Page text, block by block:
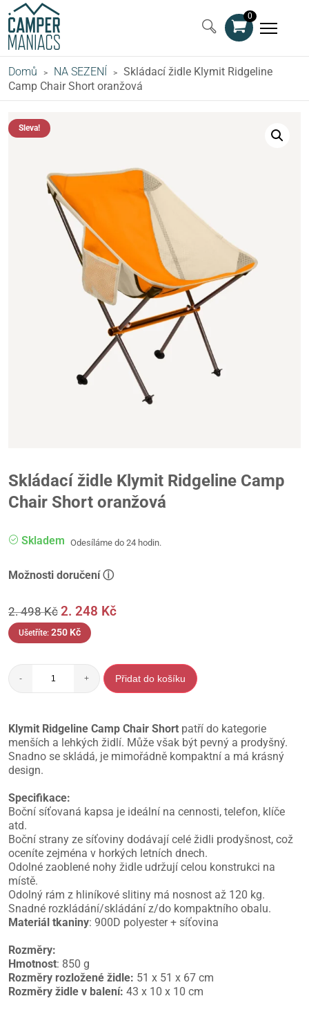
0
Domů > NA SEZENÍ >
Skládací židle Klymit Ridgeline
Camp Chair Short oranžová
Sleva!
Skládací židle Klymit Ridgeline Camp
Chair Short oranžová
Skladem Odesíláme do 24 hodin.
Možnosti doručení ⓘ
2. 498Kč 2. 248 Kč
Ušetříte: 250 Kč
- + Přidat do košíku
Klymit Ridgeline Camp Chair Short patří do kategorie
menších a lehkých židlí. Může však být pevný a prodyšný.
Snadno se skládá, je mimořádně kompaktní a má krásný
design.
Specifikace:
Boční síťovaná kapsa je ideální na cennosti, telefon, klíče
atd.
Boční strany ze síťoviny dodávají celé židli prodyšnost, což
oceníte zejména v horkých letních dnech.
Odolné zaoblené nohy židle udržují celou konstrukci na
místě.
Odolný rám z hliníkové slitiny má nosnost až 120 kg.
Snadné rozkládání/skládání z/do kompaktního obalu.
Materiál tkaniny: 900D polyester + síťovina
Rozměry:
Hmotnost: 850 g
Rozměry rozložené židle: 51 x 51 x 67 cm
Rozměry židle v balení: 43 x 10 x 10 cm